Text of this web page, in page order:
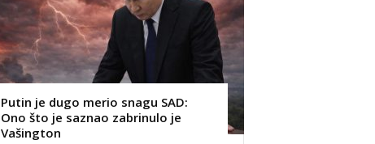
Putin je dugo merio snagu SAD:
Ono što je saznao zabrinulo je
Vašington